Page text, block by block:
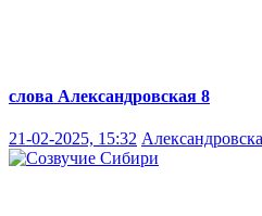
слова Александровская 8
21-02-2025, 15:32